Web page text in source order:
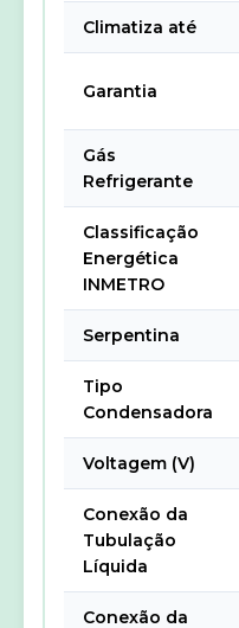
Climatiza até
Garantia
Gás
Refrigerante
Classificação
Energética
INMETRO
Serpentina
Tipo
Condensadora
Voltagem (V)
Conexão da
Tubulação
Líquida
Conexão da